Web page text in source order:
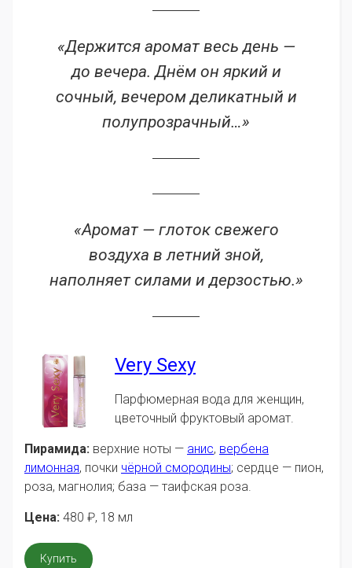
«Держится аромат весь день —
до вечера. Днём он яркий и
сочный, вечером деликатный и
полупрозрачный…»
«Аромат — глоток свежего
воздуха в летний зной,
наполняет силами и дерзостью.»
Very Sexy
Парфюмерная вода для женщин,
цветочный фруктовый аромат.
Пирамида: верхние ноты — анис, вербена
лимонная, почки чёрной смородины; сердце — пион,
роза, магнолия; база — таифская роза.
Цена: 480 ₽, 18 мл
Купить